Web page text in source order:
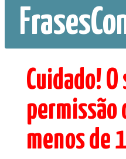
Cuidado!
permissão
menos de